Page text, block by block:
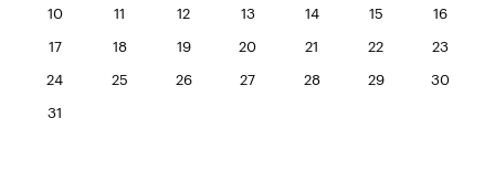
10 11 12 13 14 15 16
17 18 19 20 21 22 23
24 25 26 27 28 29 30
31